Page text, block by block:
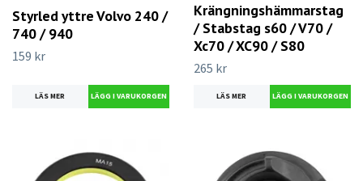
Styrled yttre Volvo 240 /
740 / 940
159 kr
LÄS MER
Krängningshämmarstag
/ Stabstag s60 / V70 /
Xc70 / XC90 / S80
265 kr
LÄS MER